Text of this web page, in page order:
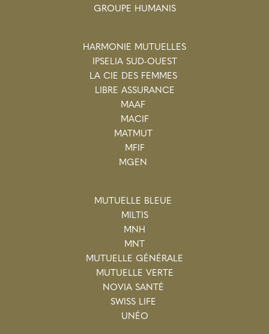
GROUPE HUMANIS
HARMONIE MUTUELLES
IPSELIA SUD-OUEST
LA CIE DES FEMMES
LIBRE ASSURANCE
MAAF
MACIF
MATMUT
MFIF
MGEN
MUTUELLE BLEUE
MILTIS
MNH
MNT
MUTUELLE GÉNÉRALE
MUTUELLE VERTE
NOVIA SANTÉ
SWISS LIFE
UNÉO